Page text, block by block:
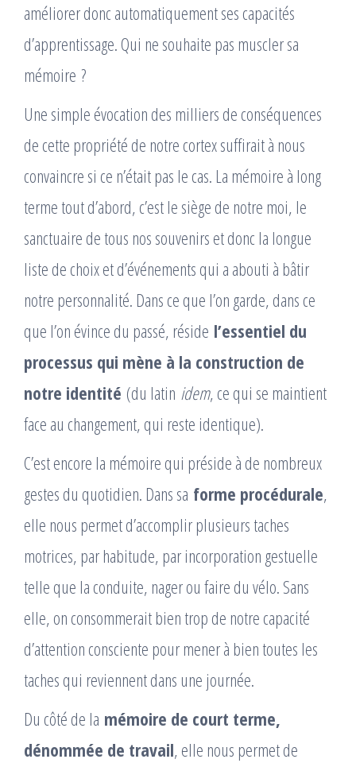
améliorer donc automatiquement ses capacités
d’apprentissage. Qui ne souhaite pas muscler sa
mémoire ?
Une simple évocation des milliers de conséquences
de cette propriété de notre cortex suffirait à nous
convaincre si ce n’était pas le cas. La mémoire à long
terme tout d’abord, c’est le siège de notre moi, le
sanctuaire de tous nos souvenirs et donc la longue
liste de choix et d’événements qui a abouti à bâtir
notre personnalité. Dans ce que l’on garde, dans ce
que l’on évince du passé, réside l’essentiel du
processus qui mène à la construction de
notre identité (du latin idem, ce qui se maintient
face au changement, qui reste identique).
C’est encore la mémoire qui préside à de nombreux
gestes du quotidien. Dans sa forme procédurale,
elle nous permet d’accomplir plusieurs taches
motrices, par habitude, par incorporation gestuelle
telle que la conduite, nager ou faire du vélo. Sans
elle, on consommerait bien trop de notre capacité
d’attention consciente pour mener à bien toutes les
taches qui reviennent dans une journée.
Du côté de la mémoire de court terme,
dénommée de travail, elle nous permet de